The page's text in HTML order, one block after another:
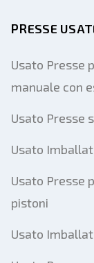
PRESSE
Usato Presse
manuale con
Usato Presse
Usato
Usato Presse
pistoni
Usato